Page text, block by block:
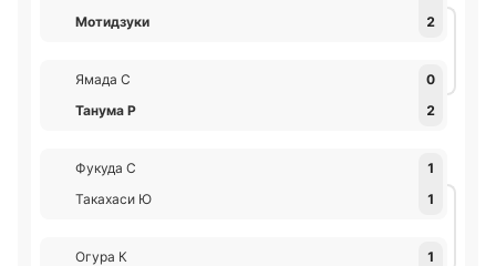
Мотидзуки
2
Ямада С
0
Танума Р
2
Фукуда С
1
Такахаси Ю
1
Огура К
1